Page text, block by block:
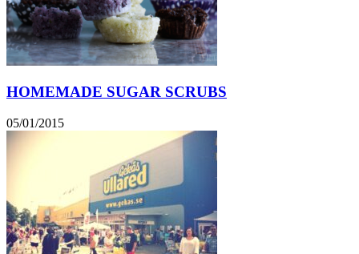
HOMEMADE SUGAR SCRUBS
05/01/2015